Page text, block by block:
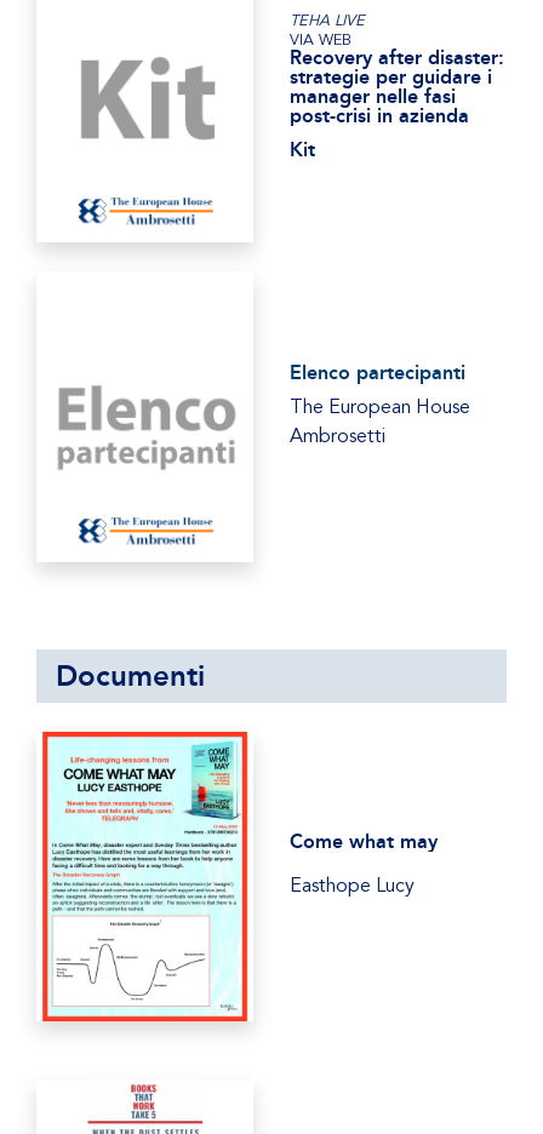
TEHA LIVE
VIA WEB
Recovery after disaster:
strategie per guidare i
manager nelle fasi
post-crisi in azienda
Kit
Elenco partecipanti
The European House
Ambrosetti
Documenti
Come what may
Easthope Lucy